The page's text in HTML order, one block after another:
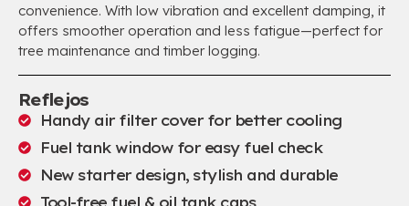
convenience. With low vibration and excellent damping, it
offers smoother operation and less fatigue—perfect for
tree maintenance and timber logging.
Reflejos
Handy air filter cover for better cooling
Fuel tank window for easy fuel check
New starter design, stylish and durable
Tool-free fuel & oil tank caps